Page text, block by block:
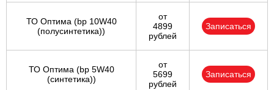
ТО Оптима (bp 10W40
(полусинтетика))
от
4899
рублей
Записаться
ТО Оптима (bp 5W40
(синтетика))
от
5699
рублей
Записаться